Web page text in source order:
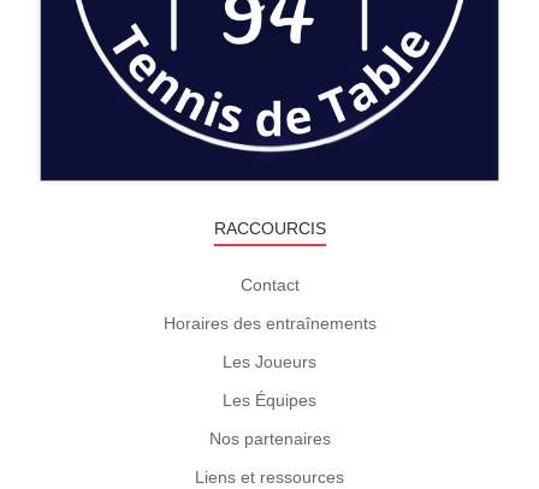
RACCOURCIS
Contact
Horaires des entraînements
Les Joueurs
Les Équipes
Nos partenaires
Liens et ressources